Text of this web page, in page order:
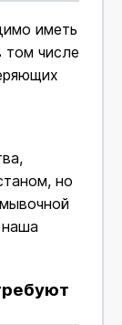
иметь
том числе
но
наша